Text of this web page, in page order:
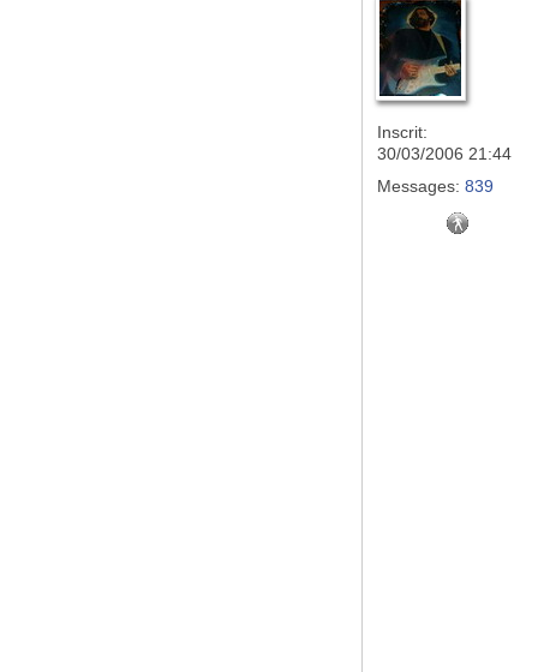
Inscrit:
30/03/2006 21:44
Messages: 839